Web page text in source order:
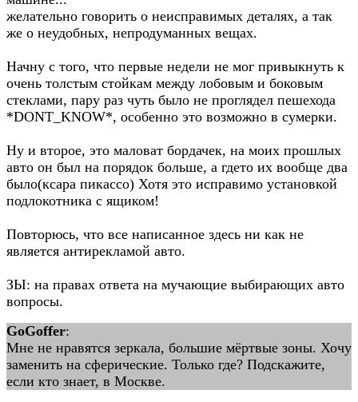
желательно говорить о неисправимых деталях, а так
же о неудобных, непродуманных вещах.
Начну с того, что первые недели не мог привыкнуть к
очень толстым стойкам между лобовым и боковым
стеклами, пару раз чуть было не проглядел пешехода
*DONT_KNOW*, особенно это возможно в сумерки.
Ну и второе, это маловат бордачек, на моих прошлых
авто он был на порядок больше, а гдето их вообще два
было(ксара пикассо) Хотя это исправимо установкой
подлокотника с ящиком!
Повторюсь, что все написанное здесь ни как не
является антирекламой авто.
ЗЫ: на правах ответа на мучающие выбирающих авто
вопросы.
GoGoffer:
Мне не нравятся зеркала, большие мёртвые зоны. Хочу
заменить на сферические. Только где? Подскажите,
если кто знает, в Москве.